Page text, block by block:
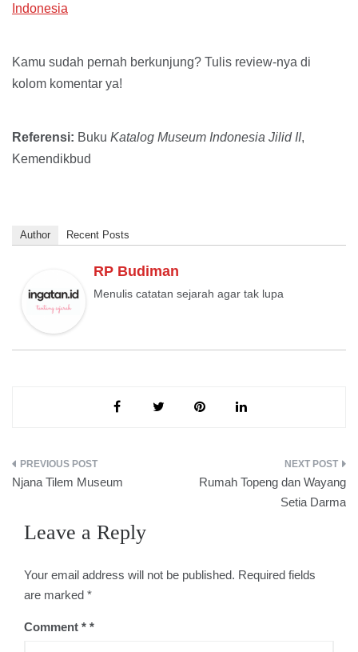
Indonesia
Kamu sudah pernah berkunjung? Tulis review-nya di
kolom komentar ya!
Referensi: Buku Katalog Museum Indonesia Jilid II,
Kemendikbud
Author Recent Posts
RP Budiman
Menulis catatan sejarah agar tak lupa
Post
Njana Tilem Museum
Rumah Topeng dan Wayang
Setia Darma
Leave a Reply
Your email address will not be published. Required fields
are marked *
Comment *